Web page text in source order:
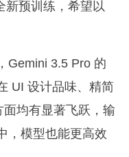
新预训练，希望以
Gemini 3.5 Pro 的
UI 设计品味、精简
均有显著飞跃，输
，模型也能更高效